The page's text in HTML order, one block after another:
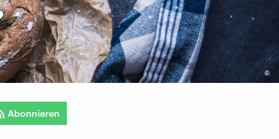
©
Abonnieren